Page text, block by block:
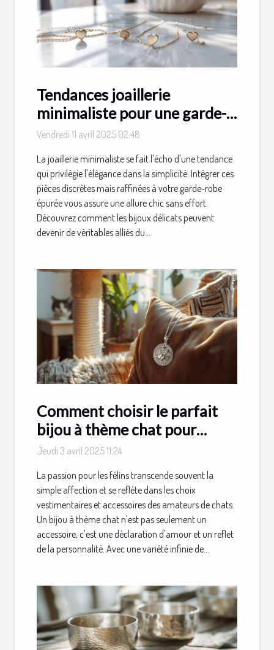
Tendances joaillerie
minimaliste pour une garde-
robe épurée
Vendredi 11 avril 2025 02:48
La joaillerie minimaliste se fait l'écho d'une tendance
qui privilégie l'élégance dans la simplicité. Intégrer ces
pièces discrètes mais raffinées à votre garde-robe
épurée vous assure une allure chic sans effort.
Découvrez comment les bijoux délicats peuvent
devenir de véritables alliés du...
Comment choisir le parfait
bijou à thème chat pour
chaque occasion
Jeudi 3 avril 2025 11:24
La passion pour les félins transcende souvent la
simple affection et se reflète dans les choix
vestimentaires et accessoires des amateurs de chats.
Un bijou à thème chat n'est pas seulement un
accessoire, c'est une déclaration d'amour et un reflet
de la personnalité. Avec une variété infinie de...